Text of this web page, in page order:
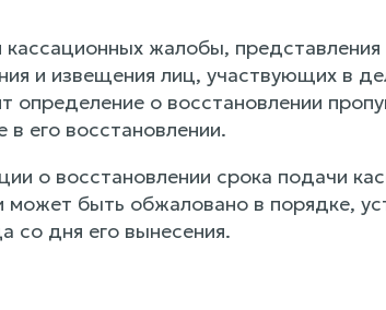
жалобы, представления
и извещения лиц, участвующих в
определение о восстановлении
его восстановлении.
о восстановлении срока подачи
может быть обжаловано в порядке,
со дня его вынесения.